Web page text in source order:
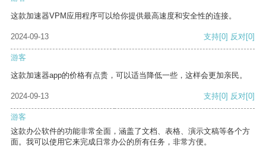
这款加速器VPM应用程序可以给你提供最高速度和安全性的连接。
2024-09-13 支持[0] 反对[0]
游客
这款加速器app的价格有点贵，可以适当降低一些，这样会更加亲民。
2024-09-13 支持[0] 反对[0]
游客
这款办公软件的功能非常全面，涵盖了文档、表格、演示文稿等各个方
面。我可以使用它来完成日常办公的所有任务，非常方便。